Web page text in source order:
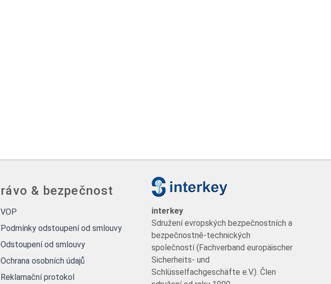
& bezpečnost
VOP
Podmínky odstoupení od smlouvy
Odstoupení od smlouvy
Ochrana osobních údajů
Reklamační protokol
interkey
Sdružení evropských bezpečnostních a
bezpečnostně-technických
společností (Fachverband europäischer
Sicherheits- und
Schlüsselfachgeschäfte e.V.). Člen